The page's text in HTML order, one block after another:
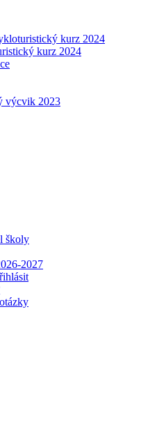
kurz 2024
kurz 2024
výcvik 2023
školy
2027